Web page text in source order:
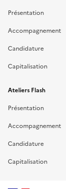
Présentation
Accompagnement
Candidature
Capitalisation
Ateliers Flash
Présentation
Accompagnement
Candidature
Capitalisation